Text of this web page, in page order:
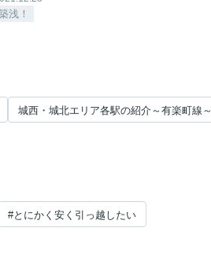
浅！
城西・城北エリア各駅の紹介～有楽町線～
#とにかく安く引っ越したい